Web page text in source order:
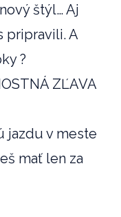
štýl… Aj
pripravili. A
?
ZĽAVA
jazdu v meste
mať len za